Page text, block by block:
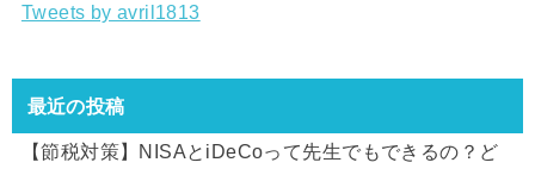
Tweets by avril1813
最近の投稿
【節税対策】NISAとiDeCoって先生でもできるの？ど